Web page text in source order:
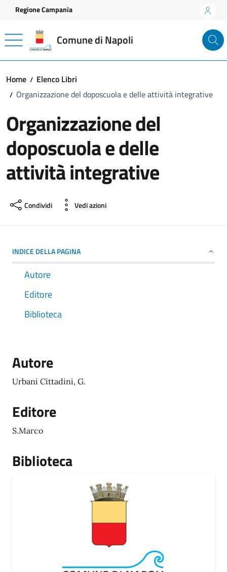
Vai ai contenuti
Vai al footer
Regione Campania
Comune di Napoli
Home
Elenco Libri
Organizzazione del doposcuola e delle attività integrative
Organizzazione del
doposcuola e delle
attività integrative
Condividi Vedi azioni
INDICE DELLA PAGINA
Autore
Editore
Biblioteca
Autore
Urbani Cittadini, G.
Editore
S.Marco
Biblioteca